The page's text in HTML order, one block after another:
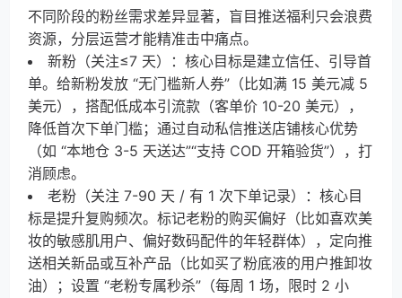
不同阶段的粉丝需求差异显著，盲目推送福利只会浪费
资源，分层运营才能精准击中痛点。
新粉（关注≤7 天）：核心目标是建立信任、引导首
单。给新粉发放 “无门槛新人券”（比如满 15 美元减 5
美元），搭配低成本引流款（客单价 10-20 美元），
降低首次下单门槛；通过自动私信推送店铺核心优势
（如 “本地仓 3-5 天送达”“支持 COD 开箱验货”），打
消顾虑。
老粉（关注 7-90 天 / 有 1 次下单记录）：核心目
标是提升复购频次。标记老粉的购买偏好（比如喜欢美
妆的敏感肌用户、偏好数码配件的年轻群体），定向推
送相关新品或互补产品（比如买了粉底液的用户推卸妆
油）；设置 “老粉专属秒杀”（每周 1 场，限时 2 小